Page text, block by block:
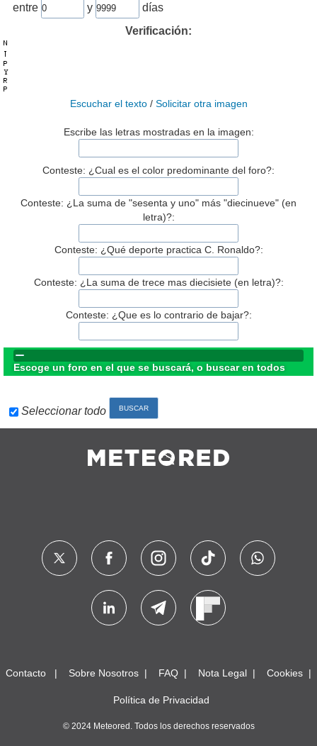
entre y
días
Verificación:
Escuchar el texto/ Solicitar otra imagen
Escribe las letras mostradas en la imagen:
Conteste: ¿Cual es el color predominante del foro?:
Conteste: ¿La suma de "sesenta y uno" más "diecinueve" (en
letra)?:
Conteste: ¿Qué deporte practica C. Ronaldo?:
Conteste: ¿La suma de trece mas diecisiete (en letra)?:
Conteste: ¿Que es lo contrario de bajar?:
Escoge un foro en el que se buscará, o buscar en todos
Seleccionar todo
Contacto Sobre Nosotros FAQ Nota Legal Cookies
Política de Privacidad
© 2024 Meteored. Todos los derechos reservados